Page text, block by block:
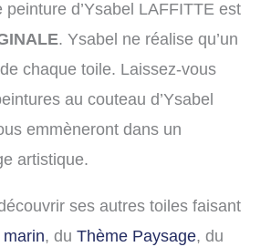
peinture d’Ysabel LAFFITTE est
. Ysabel ne réalise qu’un
chaque toile. Laissez-vous
au couteau d’Ysabel
emmèneront dans un
artistique.
ses autres toiles faisant
, du Thème Paysage, du